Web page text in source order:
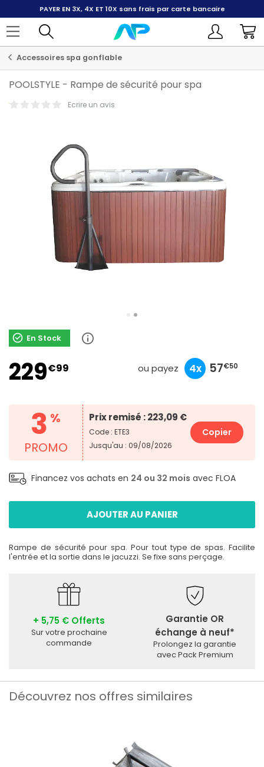
PAYER EN 3X, 4X ET 10X sans frais par carte bancaire
Accessoires spa gonflable
POOLSTYLE - Rampe de sécurité pour spa
Ecrire un avis
En Stock
229€99 ou payez
76€66 4x 57€50
23€00
3 %
PROMO
Prix remisé : 223,09 €
Code : ETE3
Jusqu'au : 09/08/2026
Copier
Financez vos achats en 24 ou 32 mois avec FLOA
AJOUTER AU PANIER
Rampe de sécurité pour spa. Pour tout type de spas. Facilite
l'entrée et la sortie dans le jacuzzi. Se fixe sans perçage.
+ 5,75 € Offerts
Sur votre prochaine
commande
Garantie OR
échange à neuf*
Prolongez la garantie
avec Pack Premium
Découvrez nos offres similaires